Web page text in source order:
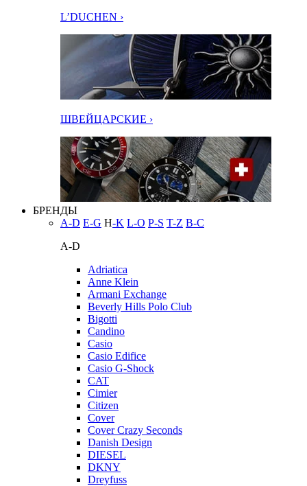
L’DUCHEN ›
ШВЕЙЦАРСКИЕ ›
БРЕНДЫ
A-D E-G H-K L-O P-S T-Z В-С
A-D
Adriatica
Anne Klein
Armani Exchange
Beverly Hills Polo Club
Bigotti
Candino
Casio
Casio Edifice
Casio G-Shock
CAT
Cimier
Citizen
Cover
Cover Crazy Seconds
Danish Design
DIESEL
DKNY
Dreyfuss